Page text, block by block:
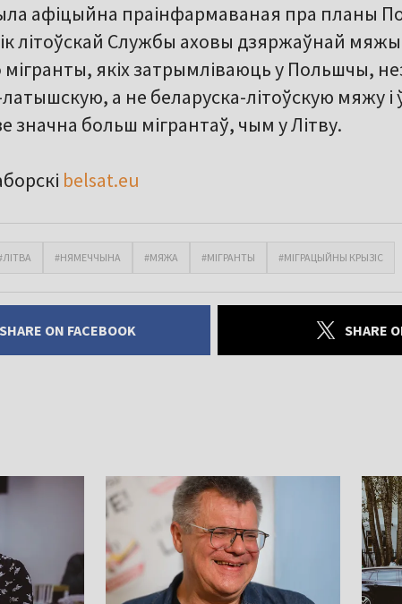
афіцыйна праінфармаваная пра планы
літоўскай Службы аховы дзяржаўнай мяжы
якіх затрымліваюць у Польшчы,
а не беларуска-літоўскую мяжу
значна больш мігрантаў, чым у Літву.
belsat.eu
#НЯМЕЧЧЫНА #МЯЖА #МІГРАНТЫ #МІГРАЦЫЙНЫ КРЫЗІС
SHARE ON FACEBOOK SHARE